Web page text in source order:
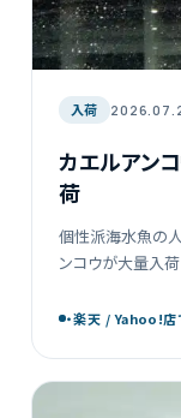
入荷
カエルアン
荷
個性派海水魚の人
ンコウが大量入
っています。ユニ
・楽天 / Yahoo!店